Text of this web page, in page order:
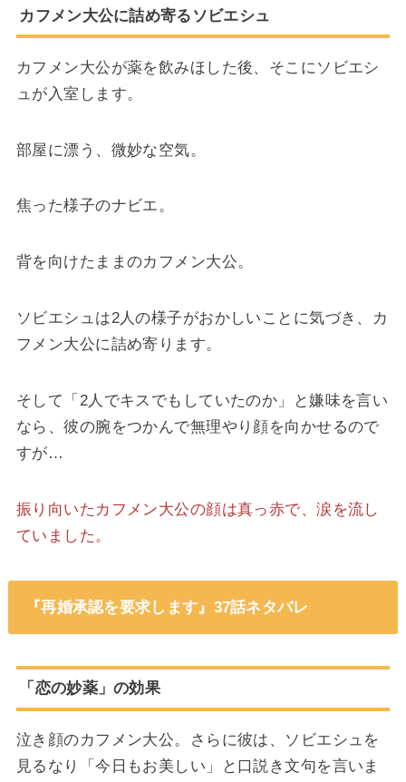
カフメン大公に詰め寄るソビエシュ
カフメン大公が薬を飲みほした後、そこにソビエシ
ュが入室します。
部屋に漂う、微妙な空気。
焦った様子のナビエ。
背を向けたままのカフメン大公。
ソビエシュは2人の様子がおかしいことに気づき、カ
フメン大公に詰め寄ります。
そして「2人でキスでもしていたのか」と嫌味を言い
なら、彼の腕をつかんで無理やり顔を向かせるので
すが…
振り向いたカフメン大公の顔は真っ赤で、涙を流し
ていました。
『再婚承認を要求します』37話ネタバレ
「恋の妙薬」の効果
泣き顔のカフメン大公。さらに彼は、ソビエシュを
見るなり「今日もお美しい」と口説き文句を言いま